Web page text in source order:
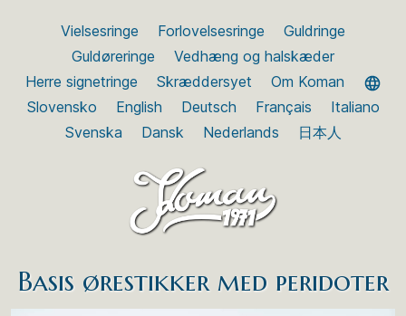
Vielsesringe Forlovelsesringe
Guldringe
Guldøreringe
Vedhæng og halskæder
Herre signetringe
Skræddersyet
Om Koman
Slovensko
English Deutsch Français
Italiano
Svenska
Dansk Nederlands 日本人
Basis ørestikker med peridoter